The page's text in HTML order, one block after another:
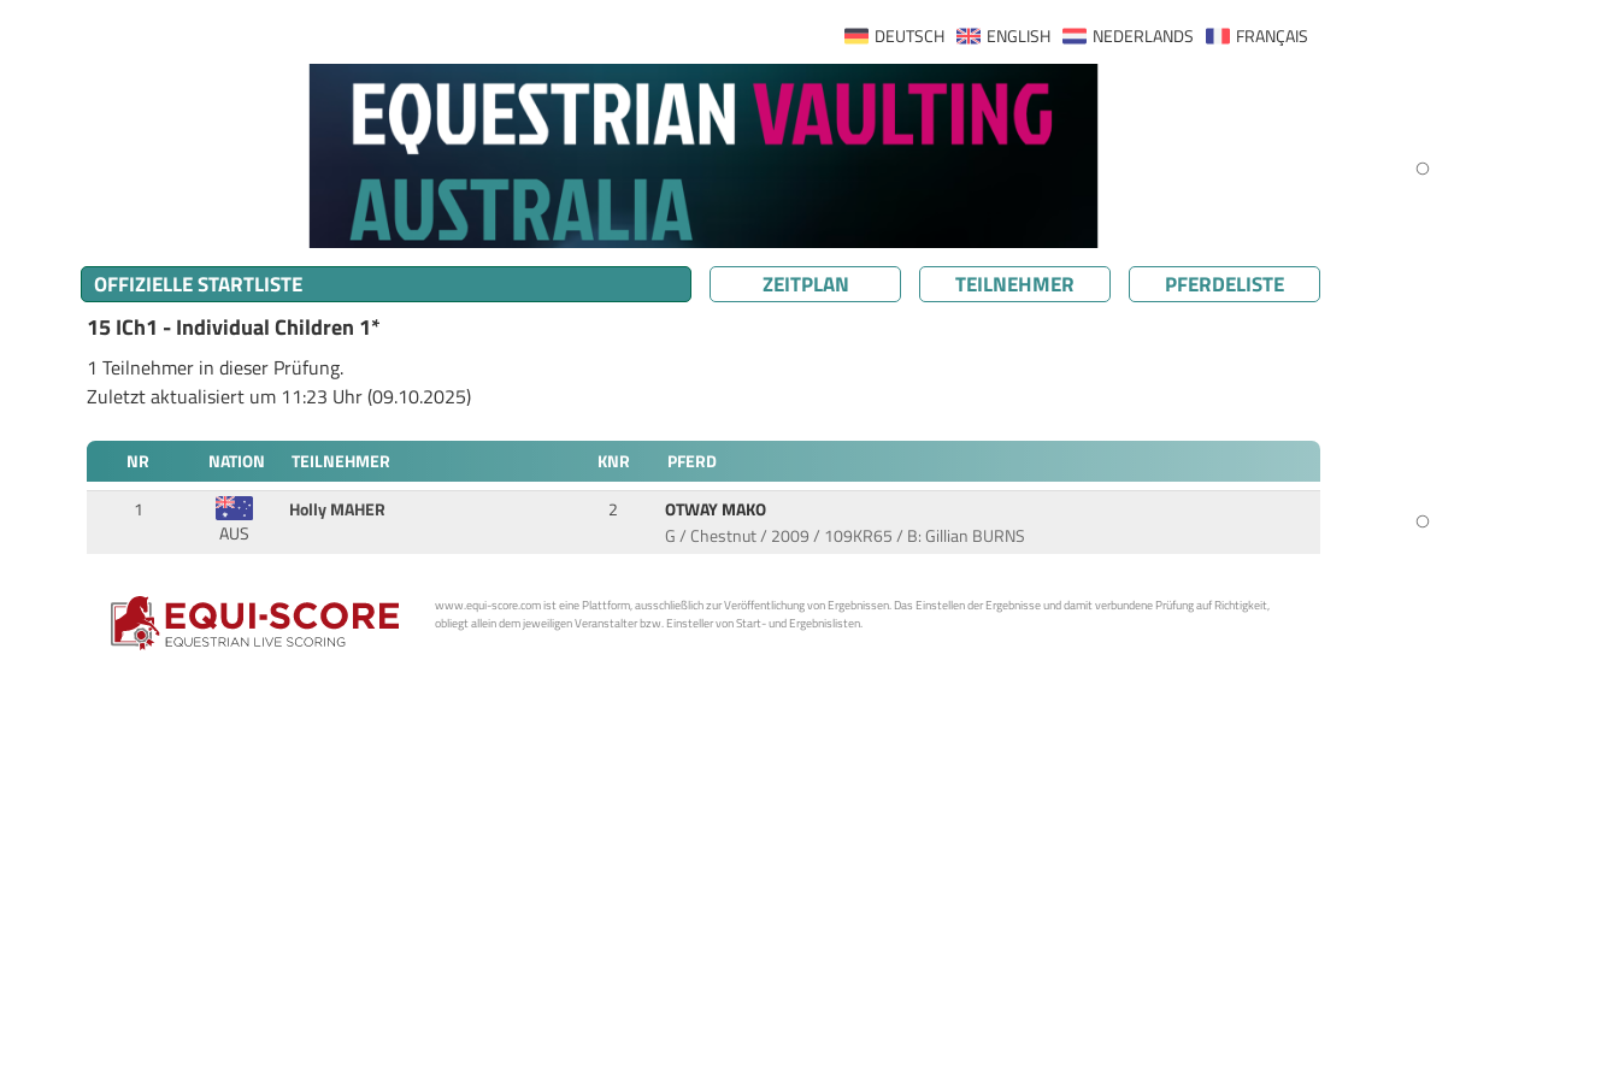
FRANÇAIS
NEDERLANDS
ENGLISH
DEUTSCH
OFFIZIELLE STARTLISTE ZEITPLAN TEILNEHMER
PFERDELISTE
15 ICh1 - Individual Children 1*
1 Teilnehmer in dieser Prüfung.
Zuletzt aktualisiert um 11:23 Uhr (09.10.2025)
NR NATION TEILNEHMER KNR
PFERD
1
AUS
Holly MAHER 2
OTWAY MAKO
G / Chestnut / 2009 / 109KR65 / B: Gillian BURNS
www.equi-score.com ist eine Plattform, ausschließlich zur Veröffentlichung von Ergebnissen. Das Einstellen der Ergebnisse und damit verbundene Prüfung auf Richtigkeit,
obliegt allein dem jeweiligen Veranstalter bzw. Einsteller von Start- und Ergebnislisten.